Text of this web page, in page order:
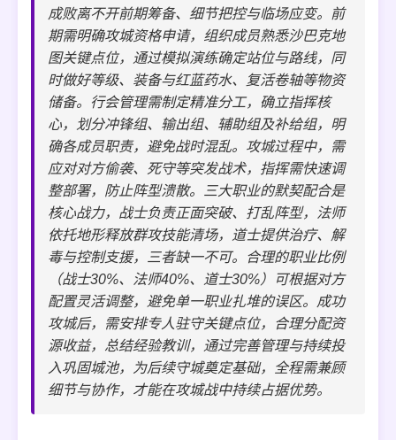
成败离不开前期筹备、细节把控与临场应变。前
期需明确攻城资格申请，组织成员熟悉沙巴克地
图关键点位，通过模拟演练确定站位与路线，同
时做好等级、装备与红蓝药水、复活卷轴等物资
储备。行会管理需制定精准分工，确立指挥核
心，划分冲锋组、输出组、辅助组及补给组，明
确各成员职责，避免战时混乱。攻城过程中，需
应对对方偷袭、死守等突发战术，指挥需快速调
整部署，防止阵型溃散。三大职业的默契配合是
核心战力，战士负责正面突破、打乱阵型，法师
依托地形释放群攻技能清场，道士提供治疗、解
毒与控制支援，三者缺一不可。合理的职业比例
（战士30%、法师40%、道士30%）可根据对方
配置灵活调整，避免单一职业扎堆的误区。成功
攻城后，需安排专人驻守关键点位，合理分配资
源收益，总结经验教训，通过完善管理与持续投
入巩固城池，为后续守城奠定基础，全程需兼顾
细节与协作，才能在攻城战中持续占据优势。